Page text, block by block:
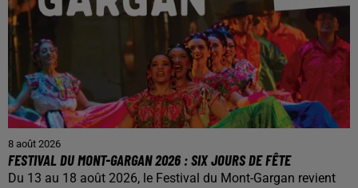
8 août 2026
FESTIVAL DU MONT-GARGAN 2026 : SIX JOURS DE FÊTE
Du 13 au 18 août 2026, le Festival du Mont-Gargan revient